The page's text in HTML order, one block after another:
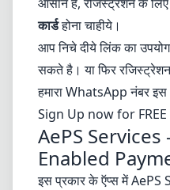
कार्डहोना चाहीये।
आप निचे दीये लिंक का
सकते है। या फिर
हमारा WhatsApp नंबर
Sign Up now for FREE
AePS Services
Enabled
इस प्रकार के ऍप्स मेंAePS